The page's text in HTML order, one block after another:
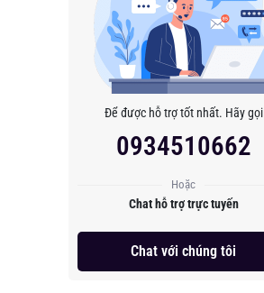
Để được hỗ trợ tốt nhất. Hãy gọi
0934510662
Hoặc
Chat hỗ trợ trực tuyến
Chat với chúng tôi